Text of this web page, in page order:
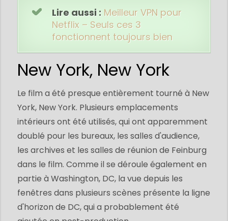
Lire aussi : Meilleur VPN pour
Netflix – Seuls ces 3
fonctionnent toujours bien
New York, New York
Le film a été presque entièrement tourné à New
York, New York. Plusieurs emplacements
intérieurs ont été utilisés, qui ont apparemment
doublé pour les bureaux, les salles d'audience,
les archives et les salles de réunion de Feinburg
dans le film. Comme il se déroule également en
partie à Washington, DC, la vue depuis les
fenêtres dans plusieurs scènes présente la ligne
d'horizon de DC, qui a probablement été